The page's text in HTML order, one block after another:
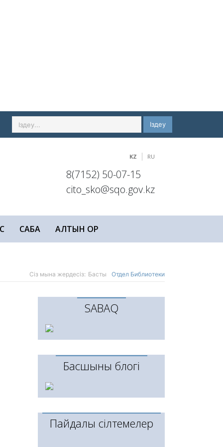
Іздеу
KZ RU
8(7152) 50-07-15
cito_sko@sqo.gov.kz
САБАҚ АЛТЫН ҚОР
Сіз мына жердесіз: Басты Отдел Библиотеки
SABAQ
Басшының блогі
Пайдалы сілтемелер